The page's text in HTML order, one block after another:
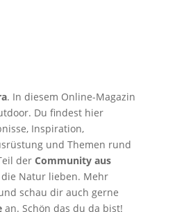
. In diesem Online-Magazin
Du findest hier
Inspiration,
und Themen rund
der Community aus
Natur lieben. Mehr
schau dir auch gerne
an. Schön das du da bist!